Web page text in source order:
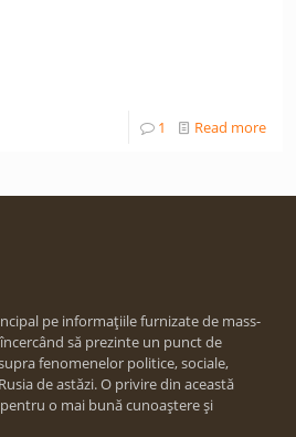
1 Read more
pe informațiile furnizate de mass-
să prezinte un punct de
fenomenelor politice, sociale,
de astăzi. O privire din această
o mai bună cunoaștere și